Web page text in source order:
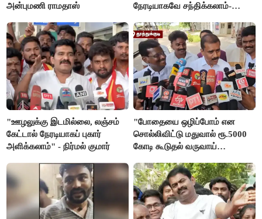
அன்புமணி ராமதாஸ்
நேரடியாகவே சந்திக்கலாம்-
"ஊழலுக்கு இடமில்லை, லஞ்சம்
கேட்டால் நேரடியாகப் புகார்
அளிக்கலாம்" - நிர்மல் குமார்
"போதையை ஒழிப்போம் என
சொல்லிவிட்டு மதுவால் ரூ.5000
கோடி கூடுதல் வருவாய்
மார்க்கண்டேயன்